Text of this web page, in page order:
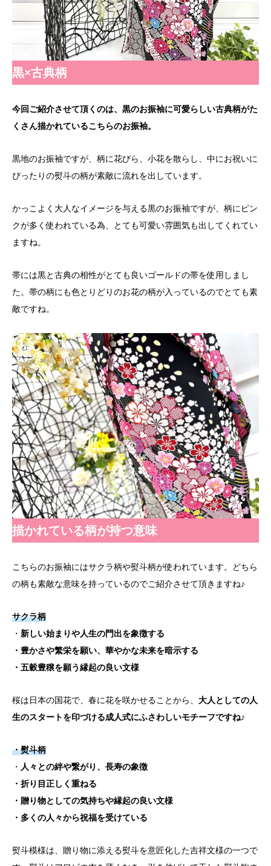
黒×古典柄
今回ご紹介させて頂くのは、黒のお振袖に可愛らしい古典柄がた
くさん描かれているこちらのお振袖。
黒地のお振袖ですが、柄に花びら、小花を散らし、中にお祝いに
ぴったりの熨斗の柄が素敵に流れを出しています。
かっこよく大人なイメージを与える黒のお振袖ですが、柄にピン
クが多く使われている為、とても可愛い雰囲気も出してくれてい
ますね。
帯には黒と古典の相性がとても良いゴールドの帯を使用しまし
た。帯の柄にも色とりどりのお花の柄が入っているのでとても素
敵ですね。
描かれている柄が持つ意味
こちらのお振袖にはサクラ柄や熨斗柄が使われています。どちら
の柄も素敵な意味を持っているのでご紹介させて頂きますね♪
サクラ柄
・ 新しい始まりや人生の門出を象徴する
・豊かさや繁栄を願い、華やかな未来を暗示する
・五穀豊穣を願う縁起の良い文様
桜は日本の国花で、春に花を咲かせることから、 大人としての人
生のスタートを印づける成人式にふさわしいモチーフですね♪
・熨斗柄
・ 人々との絆や繋がり、長寿の象徴
・折り目正しく重ねる
・贈り物としての気持ちや縁起の良い文様
・多くの人々から祝福を受けている
熨斗模様は、贈り物に添える熨斗を意匠化した吉祥文様の一つで